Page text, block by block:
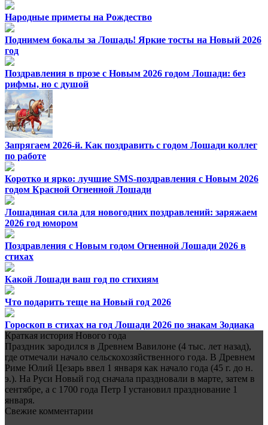
Народные приметы на Рождество
Поднимем бокалы за Лошадь! Яркие тосты на Новый 2026
год
Поздравления в прозе с Новым 2026 годом Лошади: без
рифмы, но с душой
Запрягаем 2026-й. Как поздравить с годом Лошади коллег
по работе
Коротко и ярко: лучшие SMS-поздравления с Новым 2026
годом Красной Огненной Лошади
Лошадиная сила для новогодних поздравлений: заряжаем
2026 год юмором
Поздравления с Новым годом Огненной Лошади 2026 в
стихах
Какой Лошади ваш год по стихиям
Что подарить теще на Новый год 2026
Гороскоп в стихах на год Лошади 2026 по знакам Зодиака
Краткая история Нового года
Праздник зародился в Древнем Вавилоне (4 тыс. лет назад),
где отмечали начало сельскохозяйственного года. В Древнем
Риме Юлий Цезарь ввел 1 января как начало года (45 г. до н.
э.). На Руси Новый год сначала праздновали в марте, затем в
сентябре, а с 1700 года Петр I установил празднование 1
января.
Свежие комментарии